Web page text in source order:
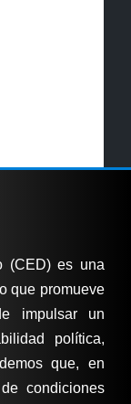
(CED) es una
que promueve
impulsar un
política,
que, en
condiciones